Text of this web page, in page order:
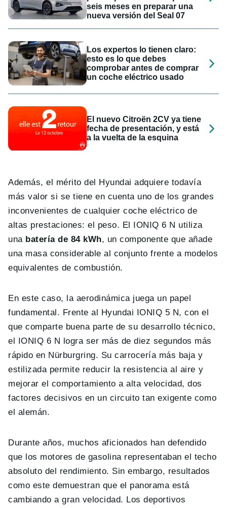
seis meses en preparar una
nueva versión del Seal 07
Los expertos lo tienen claro:
esto es lo que debes
comprobar antes de comprar
un coche eléctrico usado
El nuevo Citroën 2CV ya tiene
fecha de presentación, y está
a la vuelta de la esquina
Además, el mérito del Hyundai adquiere todavía
más valor si se tiene en cuenta uno de los grandes
inconvenientes de cualquier coche eléctrico de
altas prestaciones: el peso. El IONIQ 6 N utiliza
una batería de 84 kWh, un componente que añade
una masa considerable al conjunto frente a modelos
equivalentes de combustión.
En este caso, la aerodinámica juega un papel
fundamental. Frente al Hyundai IONIQ 5 N, con el
que comparte buena parte de su desarrollo técnico,
el IONIQ 6 N logra ser más de diez segundos más
rápido en Nürburgring. Su carrocería más baja y
estilizada permite reducir la resistencia al aire y
mejorar el comportamiento a alta velocidad, dos
factores decisivos en un circuito tan exigente como
el alemán.
Durante años, muchos aficionados han defendido
que los motores de gasolina representaban el techo
absoluto del rendimiento. Sin embargo, resultados
como este demuestran que el panorama está
cambiando a gran velocidad. Los deportivos